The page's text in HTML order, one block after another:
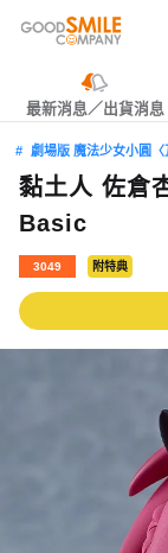
最新消息／出貨消息
劇場版 魔法少女小圓〈
黏土人 佐倉
Basic
3049 附特典